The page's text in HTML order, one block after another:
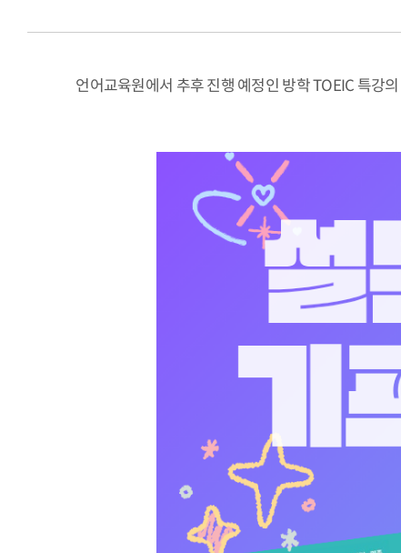
언어교육원에서 추후 진행 예정인 방학 TOEIC 특강